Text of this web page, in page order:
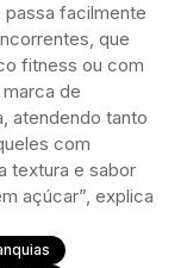
facilmente
que
fitness ou com
de
atendendo tanto
com
textura e sabor
açúcar”, explica